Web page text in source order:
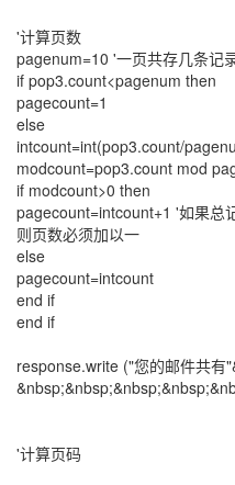
'计算页数
pagenum=10 '一页共存几条记
if pop3.count<pagenum then
pagecount=1
else
intcount=int(pop3.count/
modcount=pop3.count mod
if modcount>0 then
pagecount=intcount+1 '如果总
则页数必须加以一
else
pagecount=intcount
end if
end if
response.write ("您的邮件共有
'计算页码